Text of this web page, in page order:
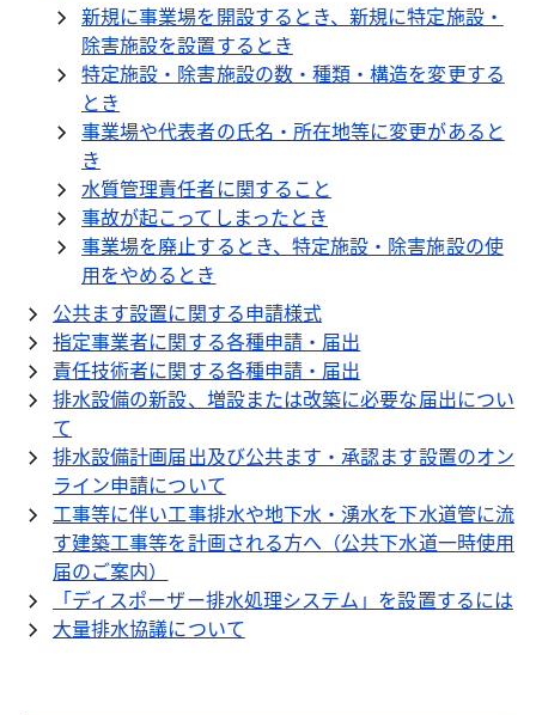
新規に事業場を開設するとき、新規に特定施設・
除害施設を設置するとき
特定施設・除害施設の数・種類・構造を変更する
とき
事業場や代表者の氏名・所在地等に変更があると
き
水質管理責任者に関すること
事故が起こってしまったとき
事業場を廃止するとき、特定施設・除害施設の使
用をやめるとき
公共ます設置に関する申請様式
指定事業者に関する各種申請・届出
責任技術者に関する各種申請・届出
排水設備の新設、増設または改築に必要な届出につい
て
排水設備計画届出及び公共ます・承認ます設置のオン
ライン申請について
工事等に伴い工事排水や地下水・湧水を下水道管に流
す建築工事等を計画される方へ（公共下水道一時使用
届のご案内）
「ディスポーザー排水処理システム」を設置するには
大量排水協議について